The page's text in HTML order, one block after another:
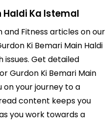
Haldi Ka Istemal
Fitness articles on our
Ki Bemari Main Haldi
issues. Get detailed
Gurdon Ki Bemari Main
on your journey to a
content keeps you
you work towards a